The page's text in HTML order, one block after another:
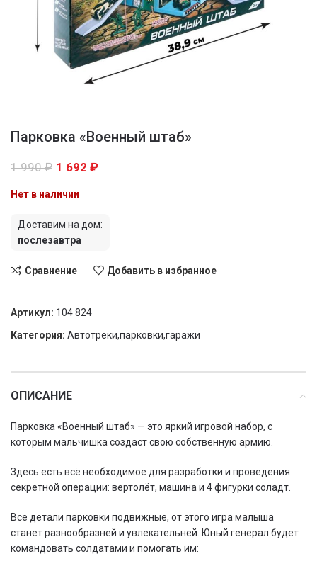
Парковка «Военный штаб»
1 990₽ 1 692 ₽
Нет в наличии
Доставим на дом:
послезавтра
Сравнение Добавить в избранное
Артикул: 104 824
Категория: Автотреки,парковки,гаражи
ОПИСАНИЕ
Парковка «Военный штаб» — это яркий игровой набор, с
которым мальчишка создаст свою собственную армию.
Здесь есть всё необходимое для разработки и проведения
секретной операции: вертолёт, машина и 4 фигурки соладт.
Все детали парковки подвижные, от этого игра малыша
станет разнообразней и увлекательней. Юный генерал будет
командовать солдатами и помогать им: